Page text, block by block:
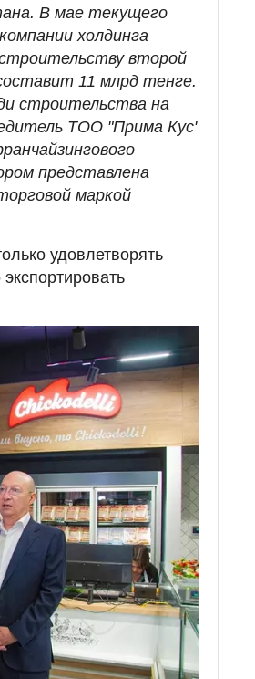
В мае текущего
холдинга
второй
11 млрд тенге.
строительства на
ТОО "Прима Кус"
представлена
маркой
удовлетворять